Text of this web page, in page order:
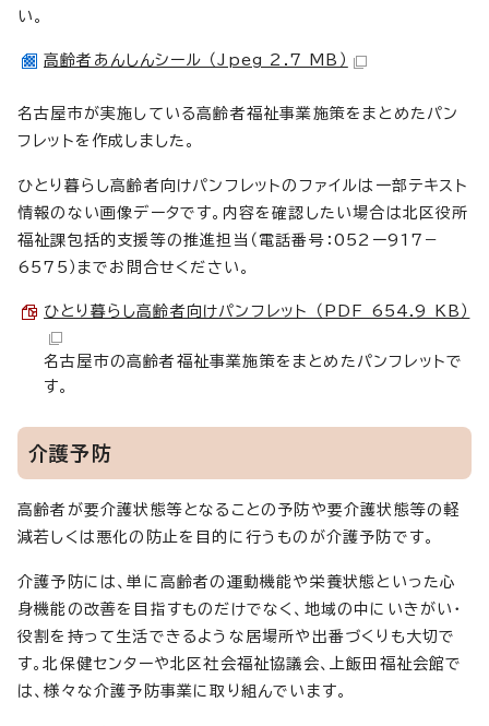
い。
高齢者あんしんシール （Jpeg 2.7 MB）
名古屋市が実施している高齢者福祉事業施策をまとめたパン
フレットを作成しました。
ひとり暮らし高齢者向けパンフレットのファイルは一部テキスト
情報のない画像データです。内容を確認したい場合は北区役所
福祉課包括的支援等の推進担当（電話番号：052ー917－
6575）までお問合せください。
ひとり暮らし高齢者向けパンフレット （PDF 654.9 KB）
名古屋市の高齢者福祉事業施策をまとめたパンフレットで
す。
介護予防
高齢者が要介護状態等となることの予防や要介護状態等の軽
減若しくは悪化の防止を目的に行うものが介護予防です。
介護予防には、単に高齢者の運動機能や栄養状態といった心
身機能の改善を目指すものだけでなく、地域の中にいきがい・
役割を持って生活できるような居場所や出番づくりも大切で
す。北保健センターや北区社会福祉協議会、上飯田福祉会館で
は、様々な介護予防事業に取り組んでいます。